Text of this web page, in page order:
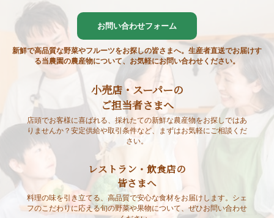
お問い合わせフォーム
新鮮で高品質な野菜やフルーツをお探しの皆さまへ。生産者直送でお届けす
る当農園の農産物について、お気軽にお問い合わせください。
小売店・スーパーの
ご担当者さまへ
店頭でお客様に喜ばれる、採れたての新鮮な農産物をお探しではあ
りませんか？安定供給や取引条件など、まずはお気軽にご相談くだ
さい。
レストラン・飲食店の
皆さまへ
料理の味を引き立てる、高品質で安心な食材をお届けします。シェ
フのこだわりに応える旬の野菜や果物について、ぜひお問い合わせ